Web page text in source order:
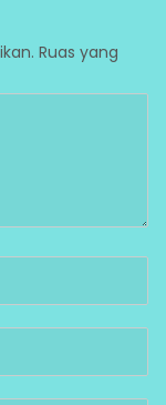
Ruas yang